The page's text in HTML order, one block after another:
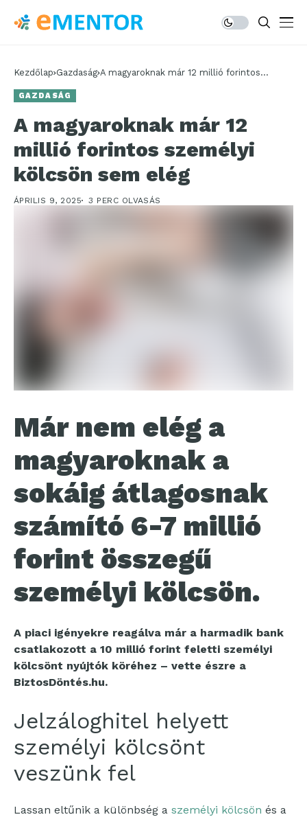
Kezdőlap Gazdaság A magyaroknak már 12 millió forintos
GAZDASÁG
A magyaroknak már 12
millió forintos személyi
kölcsön sem elég
ÁPRILIS 9, 2025 3 PERC OLVASÁS
Már nem elég a
magyaroknak a
sokáig átlagosnak
számító 6-7 millió
forint összegű
személyi kölcsön.
A piaci igényekre reagálva már a harmadik bank
csatlakozott a 10 millió forint feletti személyi
kölcsönt nyújtók köréhez – vette észre a
BiztosDöntés.hu.
Jelzáloghitel helyett
személyi kölcsönt
veszünk fel
Lassan eltűnik a különbség a személyi kölcsön és a